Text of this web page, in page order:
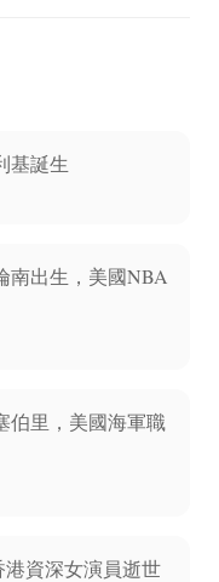
基誕生
南出生，美國NBA
伯里，美國海軍職
港資深女演員逝世